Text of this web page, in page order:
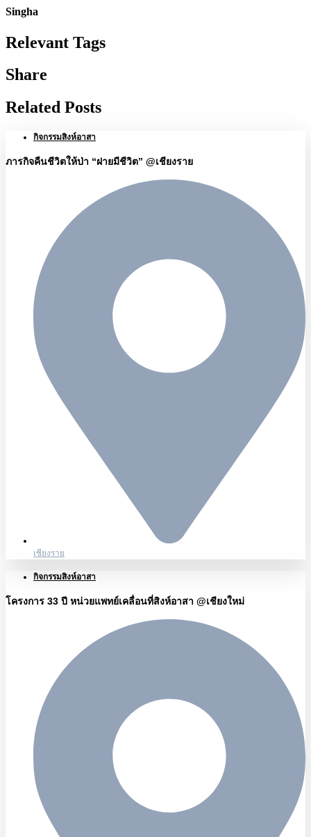
Singha
Relevant Tags
Share
Related Posts
กิจกรรมสิงห์อาสา
ภารกิจคืนชีวิตให้ป่า “ฝายมีชีวิต” @เชียงราย
เชียงราย
กิจกรรมสิงห์อาสา
โครงการ 33 ปี หน่วยแพทย์เคลื่อนที่สิงห์อาสา @เชียงใหม่